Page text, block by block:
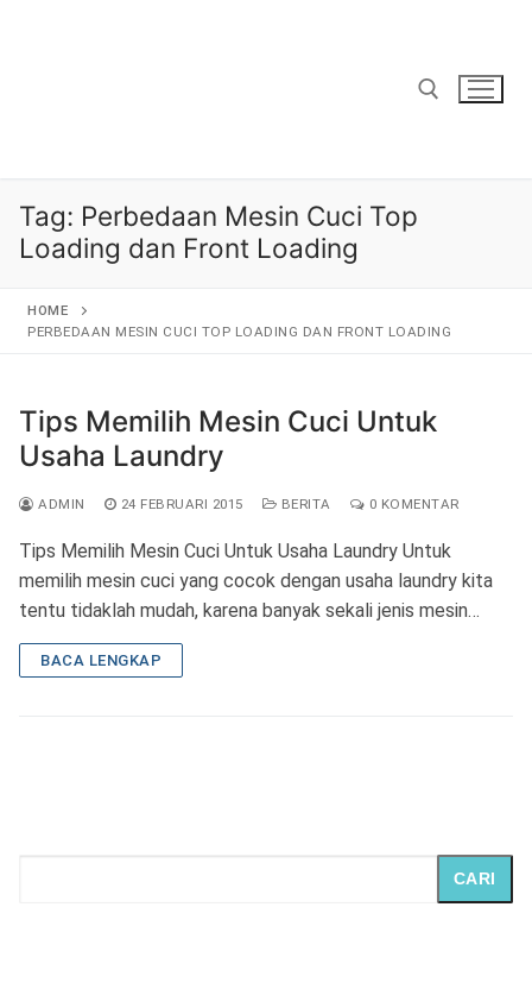
Tag: Perbedaan Mesin Cuci Top
Loading dan Front Loading
HOME
PERBEDAAN MESIN CUCI TOP LOADING DAN FRONT LOADING
Tips Memilih Mesin Cuci Untuk
Usaha Laundry
ADMIN 24 FEBRUARI 2015 BERITA 0 KOMENTAR
Tips Memilih Mesin Cuci Untuk Usaha Laundry Untuk
memilih mesin cuci yang cocok dengan usaha laundry kita
tentu tidaklah mudah, karena banyak sekali jenis mesin…
BACA LENGKAP
CARI